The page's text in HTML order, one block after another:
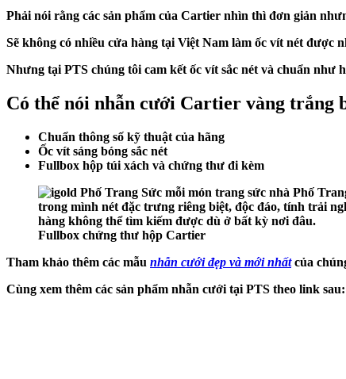
Phải nói rằng các sản phẩm của Cartier nhìn thì đơn giản
Sẽ không có nhiều cửa hàng tại Việt Nam làm ốc vít nét được
Nhưng tại PTS chúng tôi cam kết ốc vít sắc nét và chuẩn như
Có thể nói nhẫn cưới Cartier vàng trắng
Chuẩn thông số kỹ thuật của hãng
Ốc vít sáng bóng sắc nét
Fullbox hộp túi xách và chứng thư đi kèm
Fullbox chứng thư hộp Cartier
Tham khảo thêm các mẫu nhẫn cưới đẹp và mới nhấtcủa
Cùng xem thêm các sản phẩm nhẫn cưới tại PTS theo link sau: